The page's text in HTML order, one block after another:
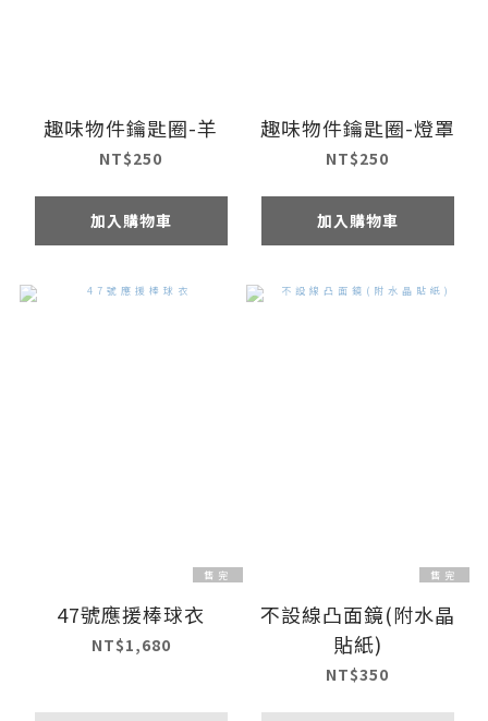
趣味物件鑰匙圈-羊
NT$250
加入購物車
趣味物件鑰匙圈-燈罩
NT$250
加入購物車
售完
47號應援棒球衣
NT$1,680
售完
不設線凸面鏡(附水晶
貼紙)
NT$350